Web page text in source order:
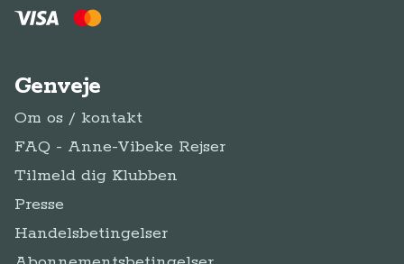
Genveje
Om os / kontakt
FAQ - Anne-Vibeke Rejser
Tilmeld dig Klubben
Presse
Handelsbetingelser